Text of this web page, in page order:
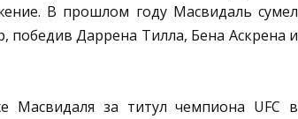
В прошлом году Масвидаль сумел
победив Даррена Тилла, Бена Аскрена и
Масвидаля за титул чемпиона UFC в